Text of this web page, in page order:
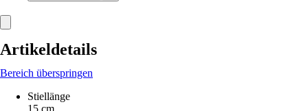
Artikeldetails
Bereich überspringen
Stiellänge
15 cm